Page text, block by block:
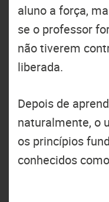
aluno a força,
se o professor
não tiverem
liberada.
Depois de
naturalmente, o
os princípios
conhecidos